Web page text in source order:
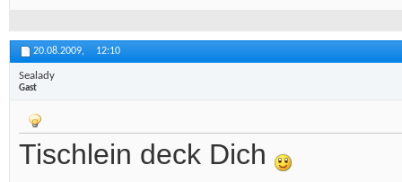
20.08.2009, 12:10
Sealady
Gast
Tischlein deck Dich